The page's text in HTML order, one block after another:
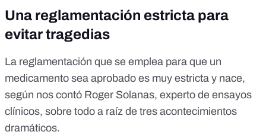
Una reglamentación estricta para
evitar tragedias
La reglamentación que se emplea para que un
medicamento sea aprobado es muy estricta y nace,
según nos contó Roger Solanas, experto de ensayos
clínicos, sobre todo a raíz de tres acontecimientos
dramáticos.